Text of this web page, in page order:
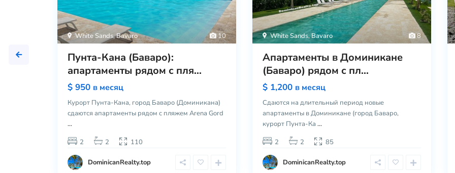
10
White Sands,Bavaro
Пунта-Кана (Баваро):
апартаменты рядом с пля...
$ 950 в месяц
Курорт Пунта-Кана, город Баваро (Доминикана)
сдаются апартаменты рядом с пляжем Arena Gord
...
2
2 110
DominicanRealty.top
8
White Sands,Bavaro
Апартаменты в Доминикане
(Баваро) рядом с пл...
$ 1,200 в месяц
Сдаются на длительный период новые
апартаменты в Доминикане (город Баваро,
курорт Пунта-Ка ...
2
2 85
DominicanRealty.top